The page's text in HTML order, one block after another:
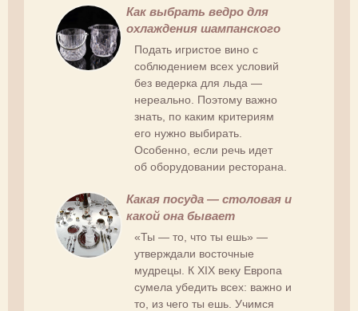
Как выбрать ведро для
охлаждения шампанского
Подать игристое вино с
соблюдением всех условий
без ведерка для льда —
нереально. Поэтому важно
знать, по каким критериям
его нужно выбирать.
Особенно, если речь идет
об оборудовании ресторана.
Какая посуда — столовая и
какой она бывает
«Ты — то, что ты ешь» —
утверждали восточные
мудрецы. К XIX веку Европа
сумела убедить всех: важно и
то, из чего ты ешь. Учимся